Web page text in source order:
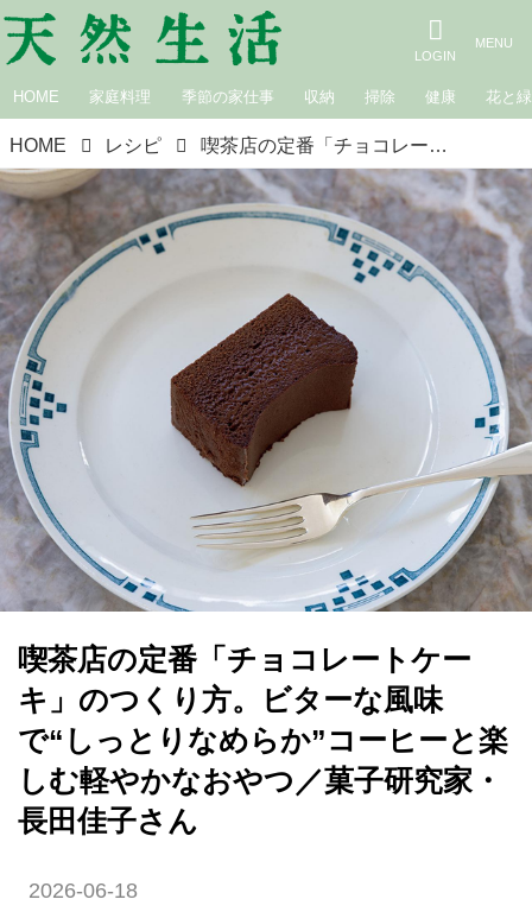
HOME 家庭料理 季節の家仕事 収納 掃除 健康 花と緑
HOME レシピ 喫茶店の定番「チョコレートケーキ」のつくり方。ビターな風味で“しっとりなめらか”コーヒーと楽しむ軽やかなおやつ／菓子研究家・長田佳子さん
喫茶店の定番「チョコレートケー
キ」のつくり方。ビターな風味
で“しっとりなめらか”コーヒーと楽
しむ軽やかなおやつ／菓子研究家・
長田佳子さん
2026-06-18